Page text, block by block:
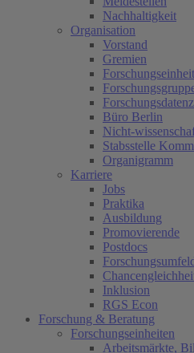
Nachhaltigkeit
Organisation
Vorstand
Gremien
Büro Berlin
Nicht-
Stabsstelle
Organigramm
Karriere
Jobs
Praktika
Ausbildung
Promovierende
Postdocs
Inklusion
RGS Econ
Forschung & Beratung
Forschungseinheiten
Arbeitsmärkte,